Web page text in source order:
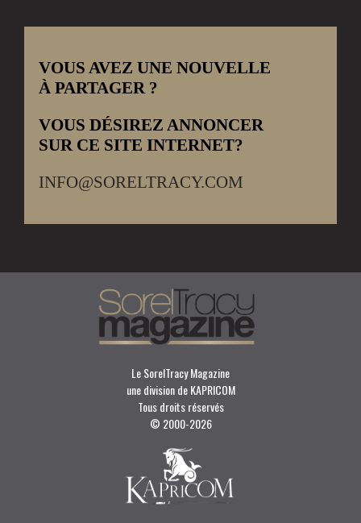
VOUS AVEZ UNE NOUVELLE
À PARTAGER ?
VOUS DÉSIREZ ANNONCER
SUR CE SITE INTERNET?
INFO@SORELTRACY.COM
Le SorelTracy Magazine
une division de KAPRICOM
Tous droits réservés
© 2000-2026